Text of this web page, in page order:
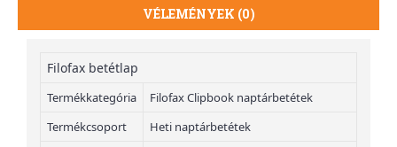
VÉLEMÉNYEK (0)
Filofax betétlap
Termékkategória
Filofax Clipbook naptárbetétek
Termékcsoport
Heti naptárbetétek